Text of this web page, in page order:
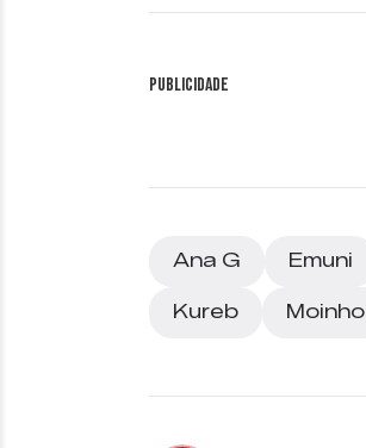
Publicidade
Ana G Emuni
Kureb Moinho